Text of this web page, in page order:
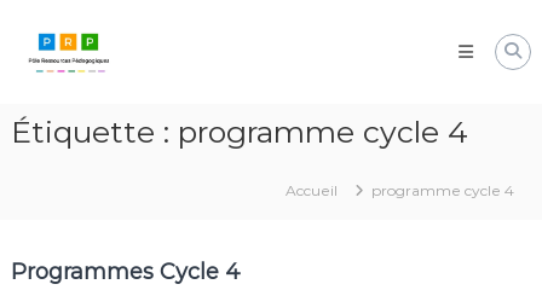
contenu
Pôle
Ressources
les
compétences
Étiquette : programme cycle 4
Accueil programme cycle 4
Programmes Cycle 4